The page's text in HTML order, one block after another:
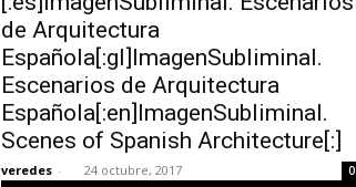
de Arquitectura
Española[:gl]ImagenSubliminal.
Escenarios de Arquitectura
Española[:en]ImagenSubliminal.
Scenes of Spanish Architecture[:]
veredes - 24 octubre, 2017 0